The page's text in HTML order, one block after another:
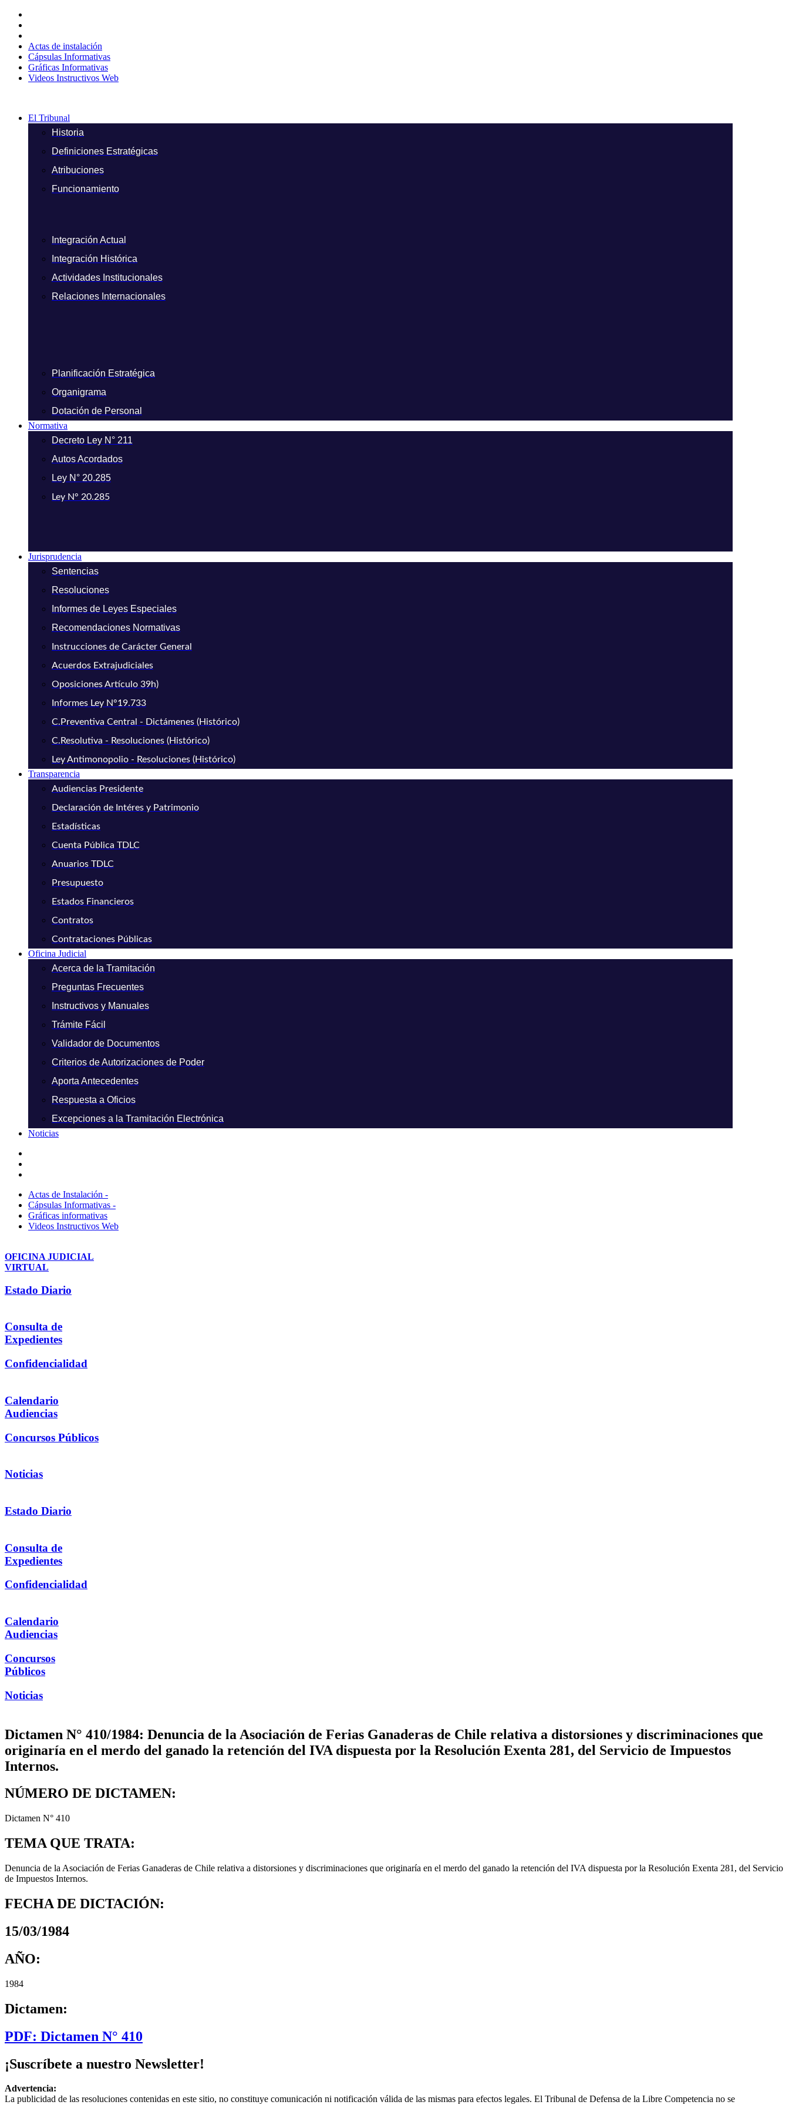
contenido
Actas de instalación
Cápsulas Informativas
Gráficas Informativas
Videos Instructivos Web
El Tribunal
Historia
Definiciones Estratégicas
Atribuciones
Funcionamiento
Integración Actual
Integración Histórica
Actividades Institucionales
Relaciones Internacionales
Planificación Estratégica
Organigrama
Dotación de Personal
Normativa
Decreto Ley N° 211
Autos Acordados
Ley N° 20.285
Ley N° 20.285
Jurisprudencia
Sentencias
Resoluciones
Informes de Leyes Especiales
Recomendaciones Normativas
Instrucciones de Carácter General
Acuerdos Extrajudiciales
Oposiciones Artículo 39h)
Informes Ley N°19.733
C.Preventiva Central - Dictámenes (Histórico)
C.Resolutiva - Resoluciones (Histórico)
Ley Antimonopolio - Resoluciones (Histórico)
Transparencia
Audiencias Presidente
Declaración de Intéres y Patrimonio
Estadísticas
Cuenta Pública TDLC
Anuarios TDLC
Presupuesto
Estados Financieros
Contratos
Contrataciones Públicas
Oficina Judicial
Acerca de la Tramitación
Preguntas Frecuentes
Instructivos y Manuales
Trámite Fácil
Validador de Documentos
Criterios de Autorizaciones de Poder
Aporta Antecedentes
Respuesta a Oficios
Excepciones a la Tramitación Electrónica
Noticias
Actas de Instalación -
Cápsulas Informativas -
Gráficas informativas
Videos Instructivos Web
OFICINA JUDICIAL
VIRTUAL
Estado Diario
Consulta de
Expedientes
Confidencialidad
Calendario
Audiencias
Concursos Públicos
Noticias
Estado Diario
Consulta de
Expedientes
Confidencialidad
Calendario
Audiencias
Concursos
Públicos
Noticias
Dictamen N° 410/1984: Denuncia de la Asociación de Ferias Ganaderas de Chile relativa a distorsiones y discriminaciones que
originaría en el merdo del ganado la retención del IVA dispuesta por la Resolución Exenta 281, del Servicio de Impuestos
Internos.
NÚMERO DE DICTAMEN:
Dictamen N° 410
TEMA QUE TRATA:
Denuncia de la Asociación de Ferias Ganaderas de Chile relativa a distorsiones y discriminaciones que originaría en el merdo del ganado la retención del IVA dispuesta por la Resolución Exenta 281, del Servicio
de Impuestos Internos.
FECHA DE DICTACIÓN:
15/03/1984
AÑO:
1984
Dictamen:
PDF: Dictamen N° 410
¡Suscríbete a nuestro Newsletter!
Advertencia:
La publicidad de las resoluciones contenidas en este sitio, no constituye comunicación ni notificación válida de las mismas para efectos legales. El Tribunal de Defensa de la Libre Competencia no se